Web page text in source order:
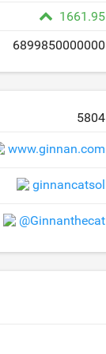
1661.95
6899850000000
5804
www.ginnan.com
ginnancatsol
@Ginnanthecat